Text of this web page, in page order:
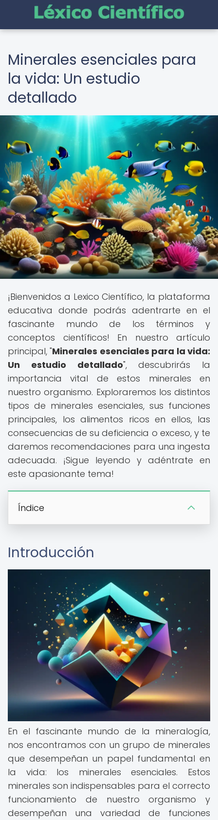
Minerales esenciales para
la vida: Un estudio
detallado
¡Bienvenidos a Lexico Científico, la plataforma
educativa donde podrás adentrarte en el
fascinante mundo de los términos y
conceptos científicos! En nuestro artículo
principal, "Minerales esenciales para la vida:
Un estudio detallado", descubrirás la
importancia vital de estos minerales en
nuestro organismo. Exploraremos los distintos
tipos de minerales esenciales, sus funciones
principales, los alimentos ricos en ellos, las
consecuencias de su deficiencia o exceso, y te
daremos recomendaciones para una ingesta
adecuada. ¡Sigue leyendo y adéntrate en
este apasionante tema!
Índice
Introducción
En el fascinante mundo de la mineralogía,
nos encontramos con un grupo de minerales
que desempeñan un papel fundamental en
la vida: los minerales esenciales. Estos
minerales son indispensables para el correcto
funcionamiento de nuestro organismo y
desempeñan una variedad de funciones